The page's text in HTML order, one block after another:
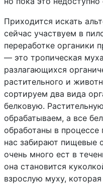
Приходится искать
сейчас участвуем в
переработке органики
— это тропическая
разлагающихся
растительного и
сортируем два вида
белковую.
обрабатываем, а все
обработаны в процессе
нас забирают пищевые
очень много ест в
она становится
взрослую муху,